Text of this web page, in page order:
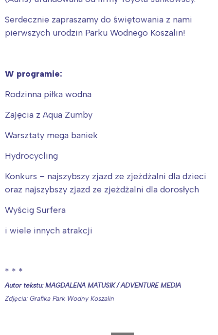
Serdecznie zapraszamy do świętowania z nami
pierwszych urodzin Parku Wodnego Koszalin!
W programie:
Rodzinna piłka wodna
Zajęcia z Aqua Zumby
Warsztaty mega baniek
Hydrocycling
Konkurs – najszybszy zjazd ze zjeżdżalni dla dzieci
oraz najszybszy zjazd ze zjeżdżalni dla dorosłych
Wyścig Surfera
i wiele innych atrakcji
* * *
Autor tekstu: MAGDALENA MATUSIK / ADVENTURE MEDIA
Zdjęcia: Grafika Park Wodny Koszalin
Interesują mnie wydarzenia z
tego regionu:
Warszawa
Łódź
Poznań
Wrocław
Wszystkie